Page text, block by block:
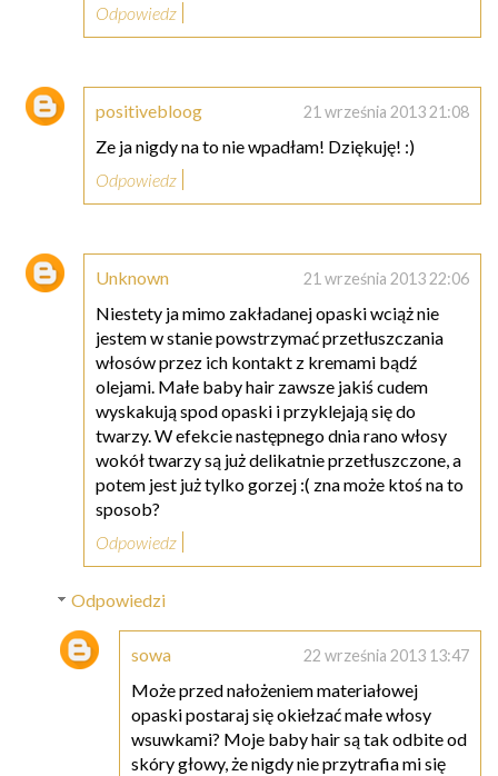
Odpowiedz
positivebloog 21 września 2013 21:08
Ze ja nigdy na to nie wpadłam! Dziękuję! :)
Odpowiedz
Unknown 21 września 2013 22:06
Niestety ja mimo zakładanej opaski wciąż nie
jestem w stanie powstrzymać przetłuszczania
włosów przez ich kontakt z kremami bądź
olejami. Małe baby hair zawsze jakiś cudem
wyskakują spod opaski i przyklejają się do
twarzy. W efekcie następnego dnia rano włosy
wokół twarzy są już delikatnie przetłuszczone, a
potem jest już tylko gorzej :( zna może ktoś na to
sposob?
Odpowiedz
Odpowiedzi
sowa 22 września 2013 13:47
Może przed nałożeniem materiałowej
opaski postaraj się okiełzać małe włosy
wsuwkami? Moje baby hair są tak odbite od
skóry głowy, że nigdy nie przytrafia mi się